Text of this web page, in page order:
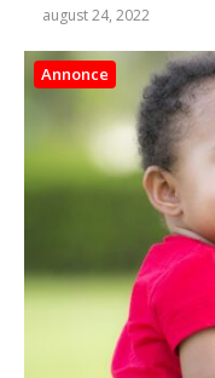
august 24, 2022
Annonce